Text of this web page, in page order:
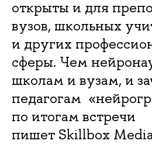
открыты и для
вузов, школьных
и других
сферы. Чем
школам и вузам, и
педагогам
по итогам встречи
пишет Skillbox